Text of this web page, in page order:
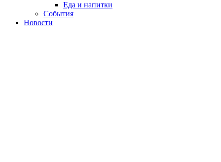
Еда и напитки
События
Новости